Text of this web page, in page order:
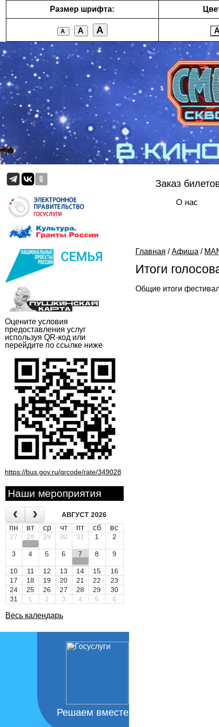
Размер шрифта:
А А А
Оцените условия
предоставления услуг
используя QR-код или
перейдите по ссылке ниже
https://bus.gov.ru/qrcode/rate/349028
Наши мероприятия
АВГУСТ 2026
пн вт ср чт пт сб вс
27 28 29 30 31 1 2
3 4 5 6 7 8 9
10 11 12 13 14 15
16
17
18 19 20 21 22
23
24
25 26 27 28 29
30
31
1 2 3 4 5 6
Весь календарь
Решаем вместе
Заказ
О нас
Главная / Афиша /
Итоги
Общие итоги